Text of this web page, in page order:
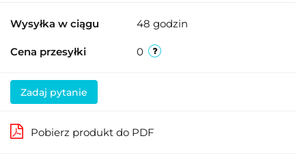
Wysyłka w ciągu 48 godzin
Cena przesyłki 0
Zadaj pytanie
Pobierz produkt do PDF